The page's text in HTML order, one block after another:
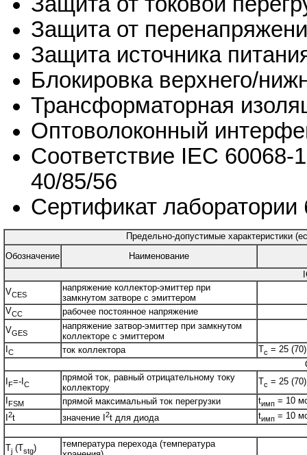
Защита от
Защита источника
Блокировка верхнего/
Трансформаторная
Оптоволоконный
Соответствие IEC 60068-
40/85/56
Сертификат лаборатории
Предельно-допустимые характеристики
Обозначение
Наименование
VCES
напряжение коллектор-эмиттер при
замкнутом затворе с эмиттером
VCC
рабочее постоянное напряжение
VGES
напряжение затвор-эмиттер при замкнутом
коллекторе с эмиттером
C ток коллектора Tc = 25 (70)
F=-I C
прямой ток, равный отрицательному току
коллектору
Tc = 25 (70)
FSM прямой максимальный ток перегрузки tимп = 10
2t значение I 2t для диода tимп = 10
Tj (Tstg)
температура перехода (температура